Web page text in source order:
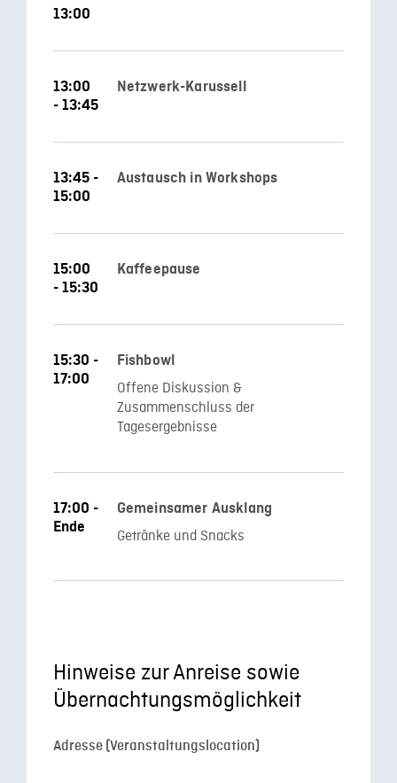
13:00
13:00
- 13:45
Netzwerk-Karussell
13:45 -
15:00
Austausch in Workshops
15:00
- 15:30
Kaffeepause
15:30 -
17:00
Fishbowl
Offene Diskussion &
Zusammenschluss der
Tagesergebnisse
17:00 -
Ende
Gemeinsamer Ausklang
Getränke und Snacks
Hinweise zur Anreise sowie
Übernachtungsmöglichkeit
Adresse (Veranstaltungslocation)